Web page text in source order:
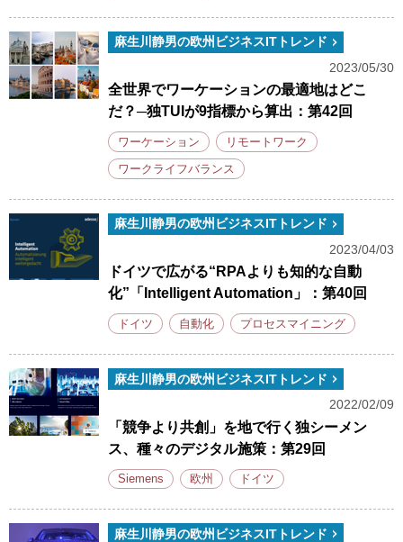
麻生川静男の欧州ビジネスITトレンド
2023/05/30
全世界でワーケーションの最適地はどこ
だ？─独TUIが9指標から算出：第42回
ワーケーション リモートワーク
ワークライフバランス
麻生川静男の欧州ビジネスITトレンド
2023/04/03
ドイツで広がる“RPAよりも知的な自動
化”「Intelligent Automation」：第40回
ドイツ 自動化 プロセスマイニング
麻生川静男の欧州ビジネスITトレンド
2022/02/09
「競争より共創」を地で行く独シーメン
ス、種々のデジタル施策：第29回
Siemens 欧州 ドイツ
麻生川静男の欧州ビジネスITトレンド